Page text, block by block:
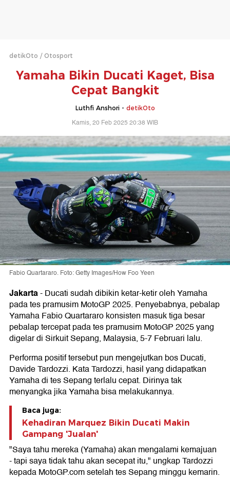
detikOto Otosport
Yamaha Bikin Ducati Kaget, Bisa
Cepat Bangkit
Luthfi Anshori - detikOto
Kamis, 20 Feb 2025 20:38 WIB
Fabio Quartararo. Foto: Getty Images/How Foo Yeen
Jakarta-Ducati sudah dibikin ketar-ketir oleh Yamaha
pada tes pramusim MotoGP 2025. Penyebabnya, pebalap
Yamaha Fabio Quartararo konsisten masuk tiga besar
pebalap tercepat pada tes pramusim MotoGP 2025 yang
digelar di Sirkuit Sepang, Malaysia, 5-7 Februari lalu.
Performa positif tersebut pun mengejutkan bos Ducati,
Davide Tardozzi. Kata Tardozzi, hasil yang didapatkan
Yamaha di tes Sepang terlalu cepat. Dirinya tak
menyangka jika Yamaha bisa melakukannya.
Baca juga:
Kehadiran Marquez Bikin Ducati Makin
Gampang 'Jualan'
"Saya tahu mereka (Yamaha) akan mengalami kemajuan
- tapi saya tidak tahu akan secepat itu," ungkap Tardozzi
kepada MotoGP.com setelah tes Sepang minggu kemarin.